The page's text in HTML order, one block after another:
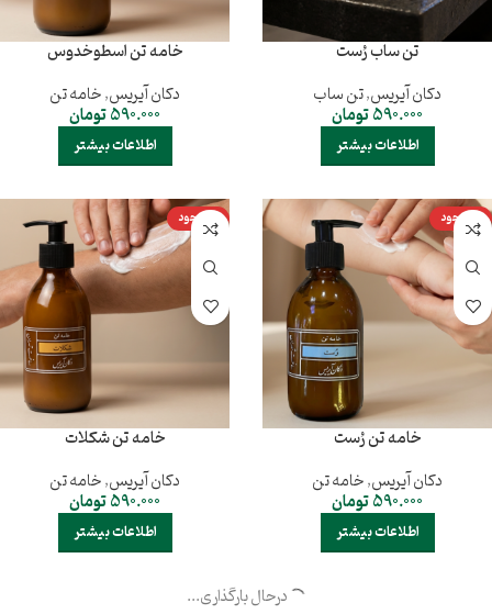
تن ساب رُست
دکان آیریس,تن ساب
590.000تومان
اطلاعات بیشتر
خامه تن اسطوخدوس
دکان آیریس,خامه تن
590.000تومان
اطلاعات بیشتر
ناموجود
خامه تن رُست
دکان آیریس,خامه تن
590.000تومان
اطلاعات بیشتر
ناموجود
خامه تن شکلات
دکان آیریس,خامه تن
590.000تومان
اطلاعات بیشتر
درحال بارگذاری...